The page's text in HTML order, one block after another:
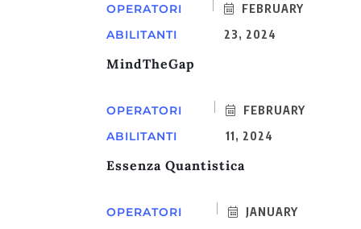
OPERATORI
ABILITANTI
FEBRUARY
23, 2024
MindTheGap
OPERATORI
ABILITANTI
FEBRUARY
11, 2024
Essenza Quantistica
OPERATORI
JANUARY